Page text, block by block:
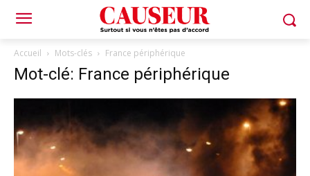
Accueil Mots-clés France périphérique
Mot-clé: France périphérique